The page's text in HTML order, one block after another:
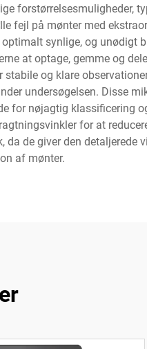
forstørrelsesmuligheder,
fejl på mønter med
synlige, og unødigt
at optage, gemme og
og klare
undersøgelsen. Disse
for nøjagtig klassificering
for at
de giver den detaljerede
af mønter.